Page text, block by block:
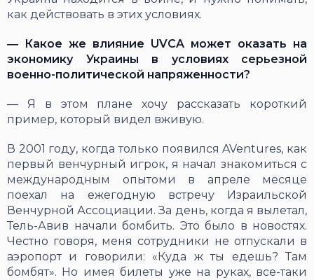
как действовать в этих условиях.
― Какое же влияние UVCA может оказать на
экономику Украины в условиях серьезной
военно-политической напряженности?
― Я в этом плане хочу рассказать короткий
пример, который видел вживую.
В 2001 году, когда только появился AVentures, как
первый венчурный игрок, я начал знакомиться с
международным опытоми в апреле месяце
поехал на ежегодную встречу Израильской
Венчурной Ассоциации. За день, когда я вылетал,
Тель-Авив начали бомбить. Это было в новостях.
Честно говоря, меня сотрудники не отпускали в
аэропорт и говорили: «Куда ж ты едешь? Там
бомбят». Но имея билеты уже на руках, все-таки